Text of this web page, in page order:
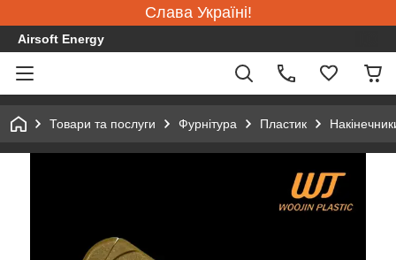
Слава Україні!
Airsoft Energy
Товари та послуги Фурнітура Пластик